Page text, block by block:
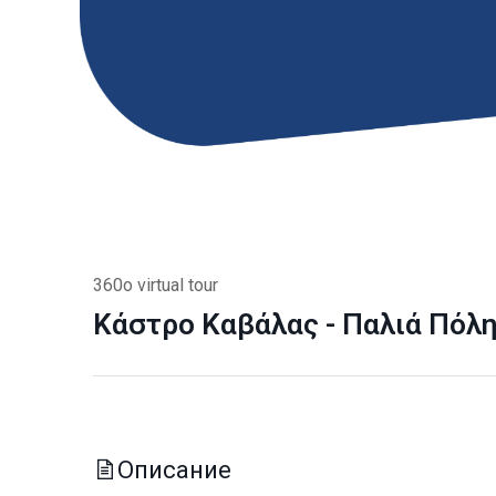
360o virtual tour
Κάστρο Καβάλας - Παλιά
Описание